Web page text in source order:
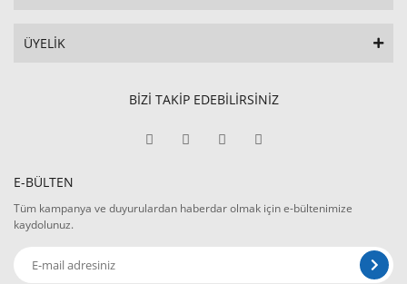
ÜYELİK
BİZİ TAKİP EDEBİLİRSİNİZ
E-BÜLTEN
Tüm kampanya ve duyurulardan haberdar olmak için e-bültenimize
kaydolunuz.